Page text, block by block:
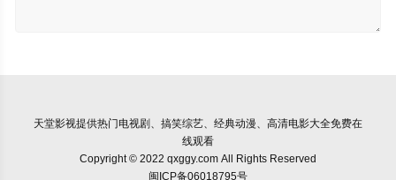
天堂影视提供热门电视剧、搞笑综艺、经典动漫、高清电影大全免费在
线观看
Copyright © 2022 qxggy.com All Rights Reserved
闽ICP备06018795号